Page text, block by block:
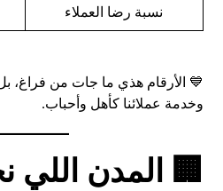
نسبة رضا العملاء
💙 الأرقام هذي ما جات من فراغ، بل
وخدمة عملائنا كأهل وأحباب.
🏢 المدن اللي